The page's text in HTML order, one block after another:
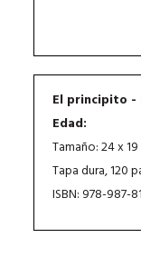
El principito -
Edad:
Tamaño: 24 x
Tapa dura, 120
ISBN: 978-987-